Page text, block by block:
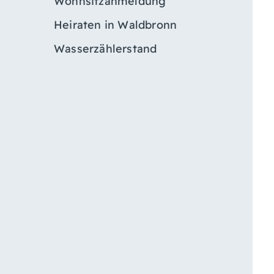
Heiraten in Waldbronn
Wasserzählerstand